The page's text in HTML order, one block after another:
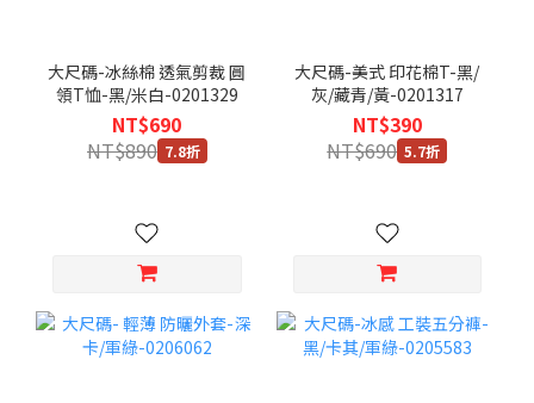
大尺碼-冰絲棉 透氣剪裁 圓
領T恤-黑/米白-0201329
NT$690
NT$890 7.8折
大尺碼-美式 印花棉T-黑/
灰/藏青/黃-0201317
NT$390
NT$690 5.7折